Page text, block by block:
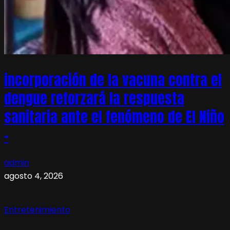
incorporación de la vacuna contra el
dengue reforzará la respuesta
sanitaria ante el fenómeno de El Niño
–
admin
agosto 4, 2026
Entretenimiento